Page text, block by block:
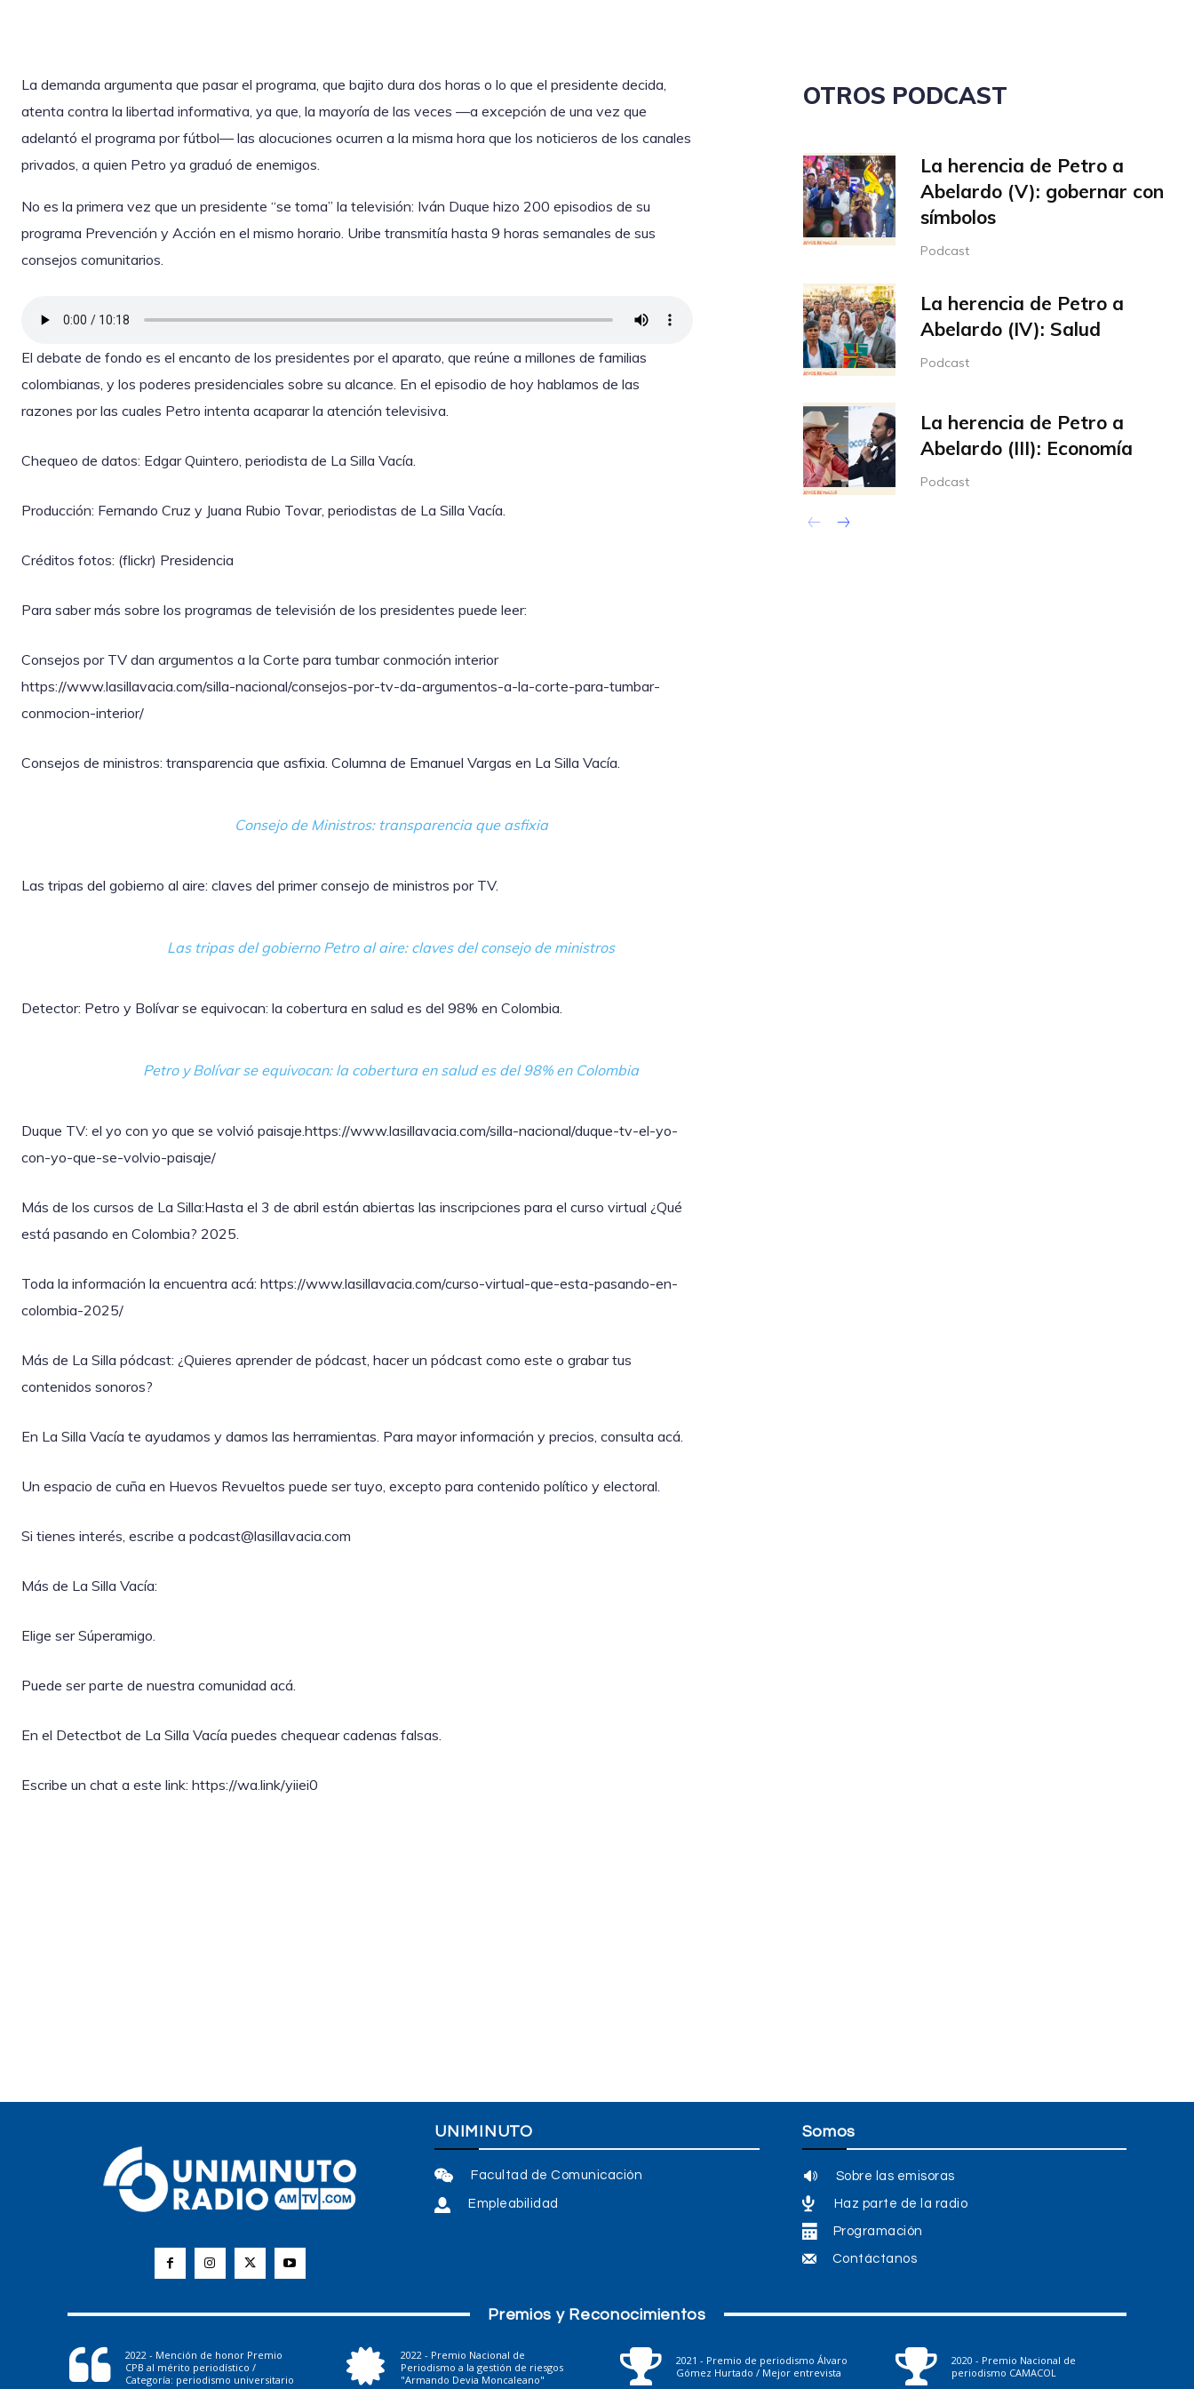
La demanda argumenta que pasar el programa, que bajito dura dos horas o lo que el presidente decida,
atenta contra la libertad informativa, ya que, la mayoría de las veces —a excepción de una vez que
adelantó el programa por fútbol— las alocuciones ocurren a la misma hora que los noticieros de los canales
privados, a quien Petro ya graduó de enemigos.
No es la primera vez que un presidente “se toma” la televisión: Iván Duque hizo 200 episodios de su
programa Prevención y Acción en el mismo horario. Uribe transmitía hasta 9 horas semanales de sus
consejos comunitarios.
El debate de fondo es el encanto de los presidentes por el aparato, que reúne a millones de familias
colombianas, y los poderes presidenciales sobre su alcance. En el episodio de hoy hablamos de las
razones por las cuales Petro intenta acaparar la atención televisiva.
Chequeo de datos: Edgar Quintero, periodista de La Silla Vacía.
Producción: Fernando Cruz y Juana Rubio Tovar, periodistas de La Silla Vacía.
Créditos fotos: (flickr) Presidencia
Para saber más sobre los programas de televisión de los presidentes puede leer:
Consejos por TV dan argumentos a la Corte para tumbar conmoción interior
https://www.lasillavacia.com/silla-nacional/consejos-por-tv-da-argumentos-a-la-corte-para-tumbar-
conmocion-interior/
Consejos de ministros: transparencia que asfixia. Columna de Emanuel Vargas en La Silla Vacía.
Consejo de Ministros: transparencia que asfixia
Las tripas del gobierno al aire: claves del primer consejo de ministros por TV.
Las tripas del gobierno Petro al aire: claves del consejo de ministros
Detector: Petro y Bolívar se equivocan: la cobertura en salud es del 98% en Colombia.
Petro y Bolívar se equivocan: la cobertura en salud es del 98% en Colombia
Duque TV: el yo con yo que se volvió paisaje.https://www.lasillavacia.com/silla-nacional/duque-tv-el-yo-
con-yo-que-se-volvio-paisaje/
Más de los cursos de La Silla:Hasta el 3 de abril están abiertas las inscripciones para el curso virtual ¿Qué
está pasando en Colombia? 2025.
Toda la información la encuentra acá: https://www.lasillavacia.com/curso-virtual-que-esta-pasando-en-
colombia-2025/
Más de La Silla pódcast: ¿Quieres aprender de pódcast, hacer un pódcast como este o grabar tus
contenidos sonoros?
En La Silla Vacía te ayudamos y damos las herramientas. Para mayor información y precios, consulta acá.
Un espacio de cuña en Huevos Revueltos puede ser tuyo, excepto para contenido político y electoral.
Si tienes interés, escribe a podcast@lasillavacia.com
Más de La Silla Vacía:
Elige ser Súperamigo.
Puede ser parte de nuestra comunidad acá.
En el Detectbot de La Silla Vacía puedes chequear cadenas falsas.
Escribe un chat a este link: https://wa.link/yiiei0
OTROS PODCAST
La herencia de Petro a
Abelardo (V): gobernar con
símbolos
Podcast
La herencia de Petro a
Abelardo (IV): Salud
Podcast
La herencia de Petro a
Abelardo (III): Economía
Podcast
UNIMINUTO
Facultad de Comunicación
Empleabilidad
Somos
Sobre las emisoras
Haz parte de la radio
Programación
Contáctanos
Premios y Reconocimientos
2022 - Mención de honor Premio
CPB al mérito periodístico /
Categoría: periodismo universitario
2022 - Premio Nacional de
Periodismo a la gestión de riesgos
"Armando Devia Moncaleano"
2021 - Premio de periodismo Álvaro
Gómez Hurtado / Mejor entrevista
2020 - Premio Nacional de
periodismo CAMACOL